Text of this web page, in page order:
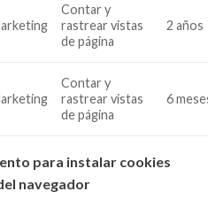
Contar y
rastrear vistas
de página
2 años
Contar y
rastrear vistas
de página
6
para instalar cookies
navegador